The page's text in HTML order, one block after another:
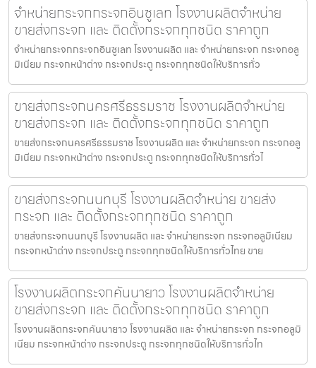
จำหน่ายกระจกกระจกอินซูเลท โรงงานผลิตจำหน่าย
ขายส่งกระจก และ ติดตั้งกระจกทุกชนิด ราคาถูก
จำหน่ายกระจกกระจกอินซูเลท โรงงานผลิต และ จำหน่ายกระจก กระจกอลู
มิเนียม กระจกหน้าต่าง กระจกประตู กระจกทุกชนิดให้บริการทั่ว
ขายส่งกระจกนครศรีธรรมราช โรงงานผลิตจำหน่าย
ขายส่งกระจก และ ติดตั้งกระจกทุกชนิด ราคาถูก
ขายส่งกระจกนครศรีธรรมราช โรงงานผลิต และ จำหน่ายกระจก กระจกอลู
มิเนียม กระจกหน้าต่าง กระจกประตู กระจกทุกชนิดให้บริการทั่วไ
ขายส่งกระจกนนทบุรี โรงงานผลิตจำหน่าย ขายส่ง
กระจก และ ติดตั้งกระจกทุกชนิด ราคาถูก
ขายส่งกระจกนนทบุรี โรงงานผลิต และ จำหน่ายกระจก กระจกอลูมิเนียม
กระจกหน้าต่าง กระจกประตู กระจกทุกชนิดให้บริการทั่วไทย ขาย
โรงงานผลิตกระจกคันนายาว โรงงานผลิตจำหน่าย
ขายส่งกระจก และ ติดตั้งกระจกทุกชนิด ราคาถูก
โรงงานผลิตกระจกคันนายาว โรงงานผลิต และ จำหน่ายกระจก กระจกอลูมิ
เนียม กระจกหน้าต่าง กระจกประตู กระจกทุกชนิดให้บริการทั่วไท